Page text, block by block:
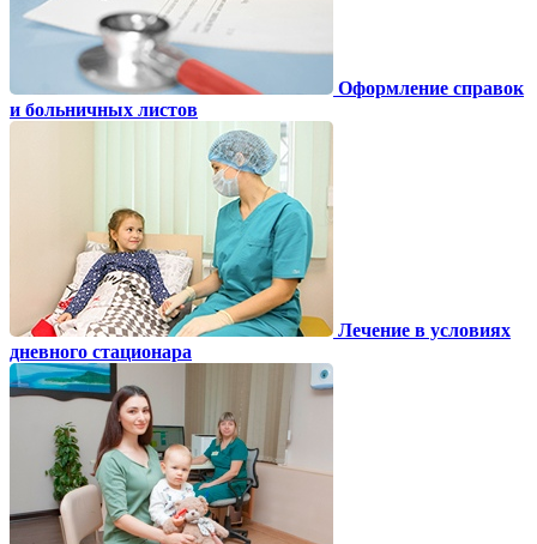
Оформление справок
и больничных листов
Лечение в условиях
дневного стационара